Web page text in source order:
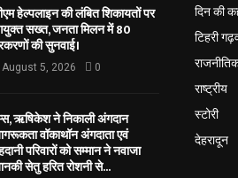
हेल्पलाइन की लंबित शिकायतों पर
सख्त, जनता मिलन में 80
की सुनवाई।
August 5, 2026 0
ऋषिकेश ने निकाली अंगदान
वॉकाथॉन अंगदाता एवं
परिवारों को सम्मान ने नवाजा
सेतु हरित रोशनी से...
दिन की
टिहरी
राष्ट्रीय
स्टोरी
देहरादून